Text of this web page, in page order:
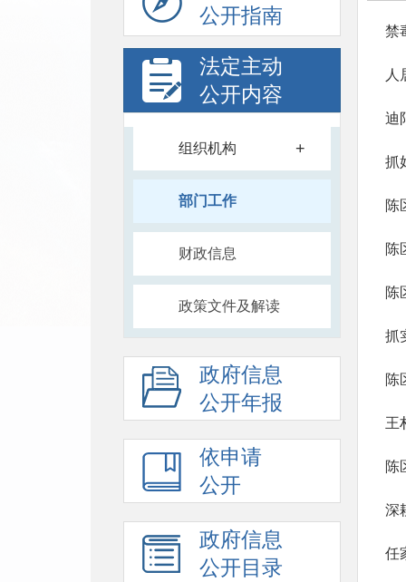
公开指南
法定主动
公开内容
组织机构 +
部门工作
财政信息
政策文件及解读
政府信息
公开年报
依申请
公开
政府信息
公开目录
禁
人
迪
抓
陈
陈
陈
抓
陈
王
陈
深
任